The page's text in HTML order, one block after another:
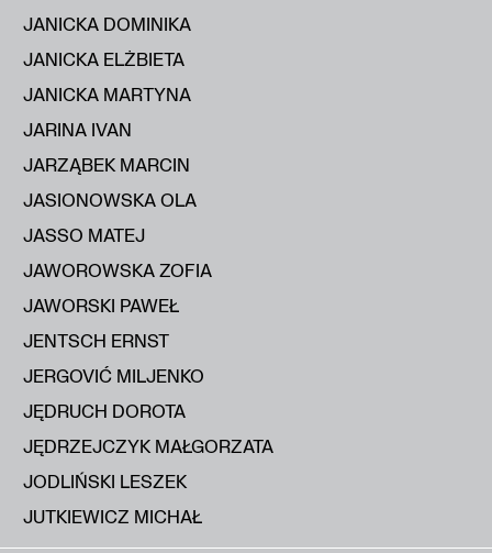
JANICKA DOMINIKA
JANICKA ELŻBIETA
JANICKA MARTYNA
JARINA IVAN
JARZĄBEK MARCIN
JASIONOWSKA OLA
JASSO MATEJ
JAWOROWSKA ZOFIA
JAWORSKI PAWEŁ
JENTSCH ERNST
JERGOVIĆ MILJENKO
JĘDRUCH DOROTA
JĘDRZEJCZYK MAŁGORZATA
JODLIŃSKI LESZEK
JUTKIEWICZ MICHAŁ